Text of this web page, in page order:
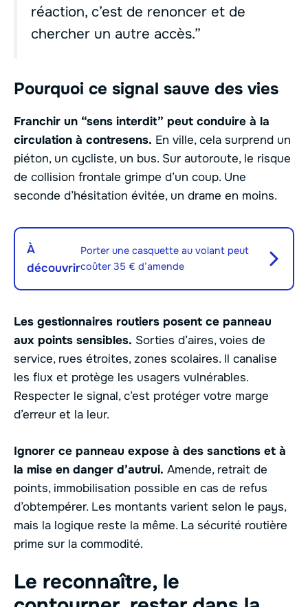
réaction, c’est de renoncer et de
chercher un autre accès.”
Pourquoi ce signal sauve des vies
Franchir un “sens interdit” peut conduire à la
circulation à contresens. En ville, cela surprend un
piéton, un cycliste, un bus. Sur autoroute, le risque
de collision frontale grimpe d’un coup. Une
seconde d’hésitation évitée, un drame en moins.
À
découvrir
Porter une casquette au volant peut
coûter 35 € d’amende
Les gestionnaires routiers posent ce panneau
aux points sensibles. Sorties d’aires, voies de
service, rues étroites, zones scolaires. Il canalise
les flux et protège les usagers vulnérables.
Respecter le signal, c’est protéger votre marge
d’erreur et la leur.
Ignorer ce panneau expose à des sanctions et à
la mise en danger d’autrui. Amende, retrait de
points, immobilisation possible en cas de refus
d’obtempérer. Les montants varient selon le pays,
mais la logique reste la même. La sécurité routière
prime sur la commodité.
Le reconnaître, le